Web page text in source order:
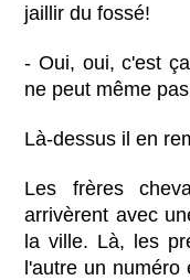
jaillir du fossé!
- Oui, oui, c'est
ne peut même
Là-dessus il en
Les frères
arrivèrent avec
la ville. Là, les
l'autre un